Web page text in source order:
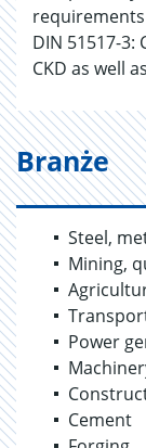
DIN 51517-3:
CKD as well
Branże
Steel,
Mining,
Power
Cement